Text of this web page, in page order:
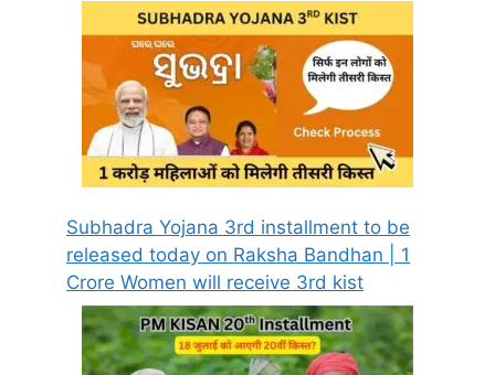
Subhadra Yojana 3rd installment to be
released today on Raksha Bandhan | 1
Crore Women will receive 3rd kist